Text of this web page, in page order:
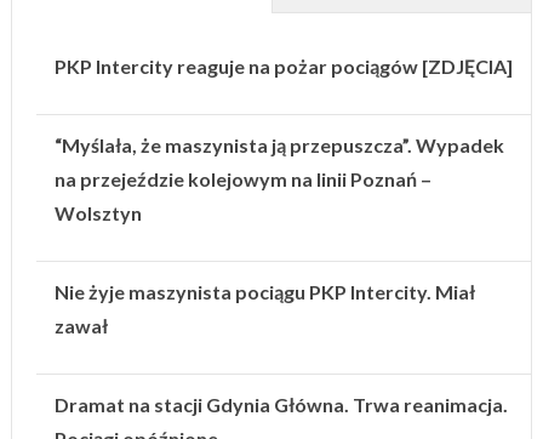
PKP Intercity reaguje na pożar pociągów [ZDJĘCIA]
“Myślała, że maszynista ją przepuszcza”. Wypadek
na przejeździe kolejowym na linii Poznań –
Wolsztyn
Nie żyje maszynista pociągu PKP Intercity. Miał
zawał
Dramat na stacji Gdynia Główna. Trwa reanimacja.